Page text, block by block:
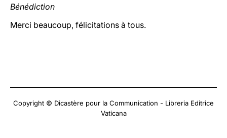
Bénédiction
Merci beaucoup, félicitations à tous.
Copyright © Dicastère pour la Communication - Libreria Editrice
Vaticana